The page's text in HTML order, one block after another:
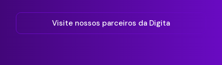
Visite nossos parceiros da Digita